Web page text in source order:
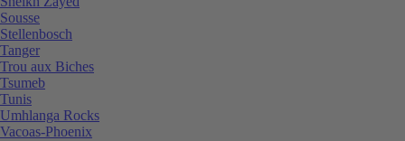
Sousse
Stellenbosch
Tanger
Trou aux Biches
Tsumeb
Tunis
Umhlanga Rocks
Vacoas-Phoenix